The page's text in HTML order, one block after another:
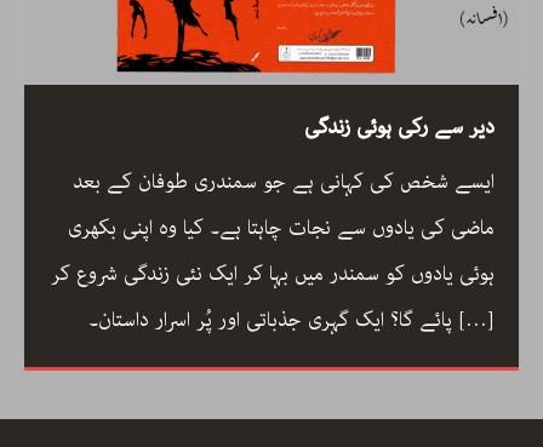
دیر سے رکی ہوئی زندگی
ایسے شخص کی کہانی ہے جو سمندری طوفان کے بعد
ماضی کی یادوں سے نجات چاہتا ہے۔ کیا وہ اپنی بکھری
ہوئی یادوں کو سمندر میں بہا کر ایک نئی زندگی شروع کر
[…]